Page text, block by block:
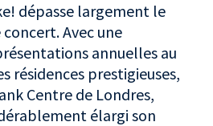
dépasse largement le
Avec une
annuelles au
résidences prestigieuses,
Centre de Londres,
élargi son